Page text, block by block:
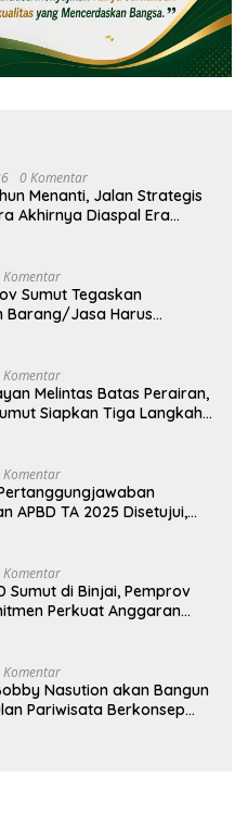
0 Komentar
Menanti, Jalan Strategis
Akhirnya Diaspal Era
Komentar
Sumut Tegaskan
Barang/Jasa Harus
Komentar
Melintas Batas Perairan,
Siapkan Tiga Langkah
Komentar
APBD TA 2025 Disetujui,
Komentar
Sumut di Binjai, Pemprov
Perkuat Anggaran
Komentar
Nasution akan Bangun
Pariwisata Berkonsep